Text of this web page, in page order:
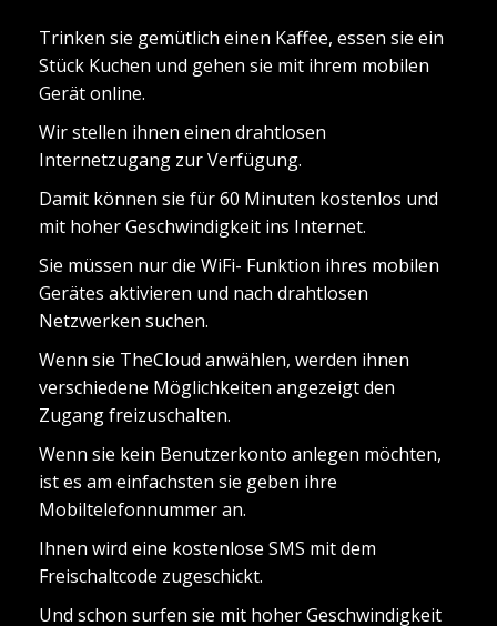
Trinken sie gemütlich einen Kaffee, essen sie ein
Stück Kuchen und gehen sie mit ihrem mobilen
Gerät online.
Wir stellen ihnen einen drahtlosen
Internetzugang zur Verfügung.
Damit können sie für 60 Minuten kostenlos und
mit hoher Geschwindigkeit ins Internet.
Sie müssen nur die WiFi- Funktion ihres mobilen
Gerätes aktivieren und nach drahtlosen
Netzwerken suchen.
Wenn sie TheCloud anwählen, werden ihnen
verschiedene Möglichkeiten angezeigt den
Zugang freizuschalten.
Wenn sie kein Benutzerkonto anlegen möchten,
ist es am einfachsten sie geben ihre
Mobiltelefonnummer an.
Ihnen wird eine kostenlose SMS mit dem
Freischaltcode zugeschickt.
Und schon surfen sie mit hoher Geschwindigkeit